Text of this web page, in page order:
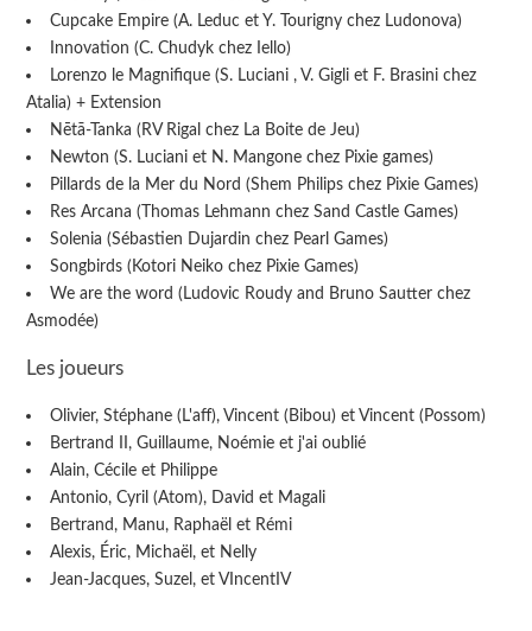
Cupcake Empire (A. Leduc et Y. Tourigny chez Ludonova)
Innovation (C. Chudyk chez Iello)
Lorenzo le Magnifique (S. Luciani , V. Gigli et F. Brasini chez
Atalia) + Extension
Nētā-Tanka (RV Rigal chez La Boite de Jeu)
Newton (S. Luciani et N. Mangone chez Pixie games)
Pillards de la Mer du Nord (Shem Philips chez Pixie Games)
Res Arcana (Thomas Lehmann chez Sand Castle Games)
Solenia (Sébastien Dujardin chez Pearl Games)
Songbirds (Kotori Neiko chez Pixie Games)
We are the word (Ludovic Roudy and Bruno Sautter chez
Asmodée)
Les joueurs
Olivier, Stéphane (L'aff), Vincent (Bibou) et Vincent (Possom)
Bertrand II, Guillaume, Noémie et j'ai oublié
Alain, Cécile et Philippe
Antonio, Cyril (Atom), David et Magali
Bertrand, Manu, Raphaël et Rémi
Alexis, Éric, Michaël, et Nelly
Jean-Jacques, Suzel, et VIncentIV